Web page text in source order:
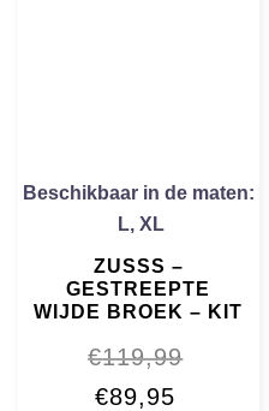
Beschikbaar in de maten:
L,XL
ZUSSS –
GESTREEPTE
WIJDE BROEK – KIT
€119,99
Oorspronkelijke
€89,95